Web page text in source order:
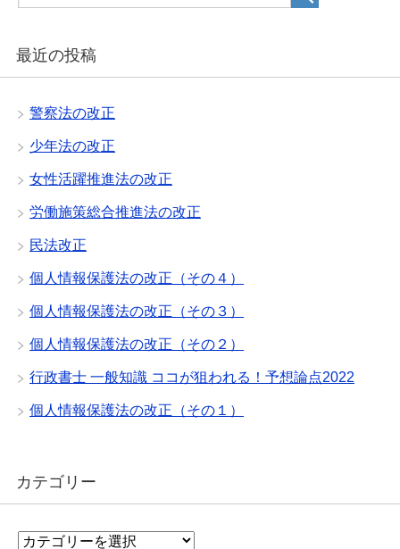
最近の投稿
警察法の改正
少年法の改正
女性活躍推進法の改正
労働施策総合推進法の改正
民法改正
個人情報保護法の改正（その４）
個人情報保護法の改正（その３）
個人情報保護法の改正（その２）
行政書士 一般知識 ココが狙われる！予想論点2022
個人情報保護法の改正（その１）
カテゴリー
カ